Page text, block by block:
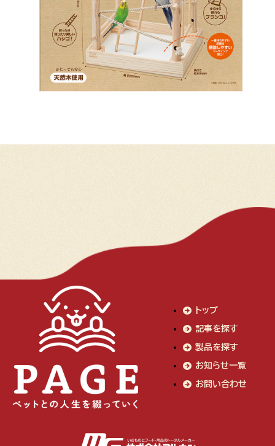
トップ
記事を探す
製品を探す
お知らせ一覧
お問い合わせ